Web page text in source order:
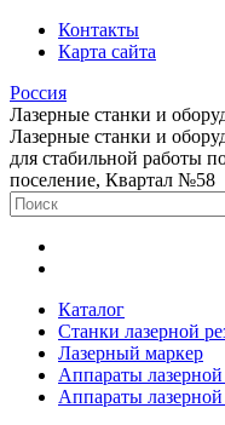
Контакты
Карта сайта
Россия
Лазерные станки и
Лазерные станки и
для стабильной работы
поселение, Квартал №58
Каталог
Станки лазерной
Лазерный маркер
Аппараты лазерной
Аппараты